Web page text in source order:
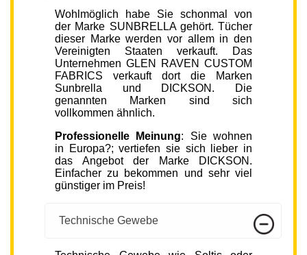
Wohlmöglich habe Sie schonmal von
der Marke SUNBRELLA gehört. Tücher
dieser Marke werden vor allem in den
Vereinigten Staaten verkauft. Das
Unternehmen GLEN RAVEN CUSTOM
FABRICS verkauft dort die Marken
Sunbrella und DICKSON. Die
genannten Marken sind sich
vollkommen ähnlich.
Professionelle Meinung: Sie wohnen
in Europa?; vertiefen sie sich lieber in
das Angebot der Marke DICKSON.
Einfacher zu bekommen und sehr viel
günstiger im Preis!
Technische Gewebe